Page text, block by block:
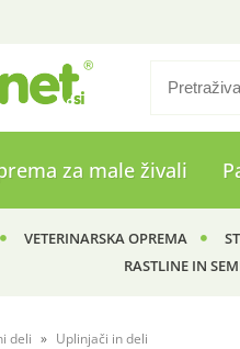
za male živali
VETERINARSKA OPREMA
RASTLINE IN
deli Uplinjači in deli